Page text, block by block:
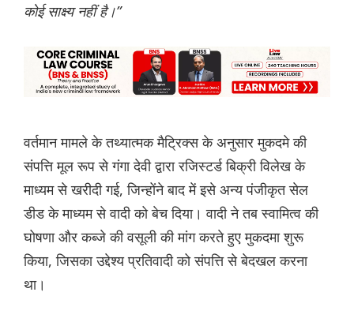
कोई साक्ष्य नहीं है।”
वर्तमान मामले के तथ्यात्मक मैट्रिक्स के अनुसार मुकदमे की
संपत्ति मूल रूप से गंगा देवी द्वारा रजिस्टर्ड बिक्री विलेख के
माध्यम से खरीदी गई, जिन्होंने बाद में इसे अन्य पंजीकृत सेल
डीड के माध्यम से वादी को बेच दिया। वादी ने तब स्वामित्व की
घोषणा और कब्जे की वसूली की मांग करते हुए मुकदमा शुरू
किया, जिसका उद्देश्य प्रतिवादी को संपत्ति से बेदखल करना
था।